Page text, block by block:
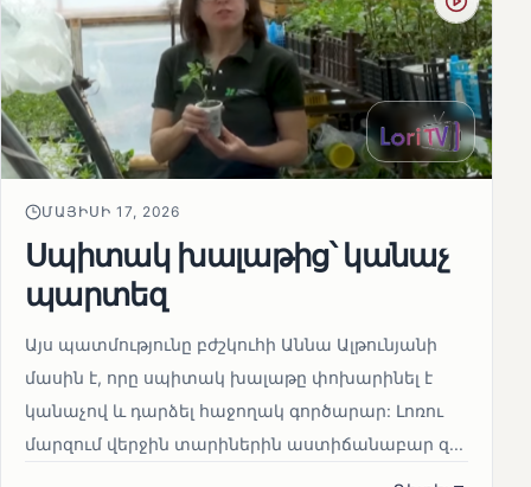
ՄԱՅԻՍԻ 17, 2026
Սպիտակ խալաթից՝ կանաչ
պարտեզ
Այս պատմությունը բժշկուհի Աննա Ալթունյանի
մասին է, որը սպիտակ խալաթը փոխարինել է
կանաչով և դարձել հաջողակ գործարար: Լոռու
մարզում վերջին տարիներին աստիճանաբար զ...